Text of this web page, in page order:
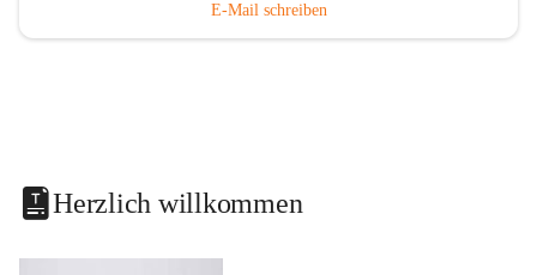
E-Mail schreiben
Herzlich willkommen